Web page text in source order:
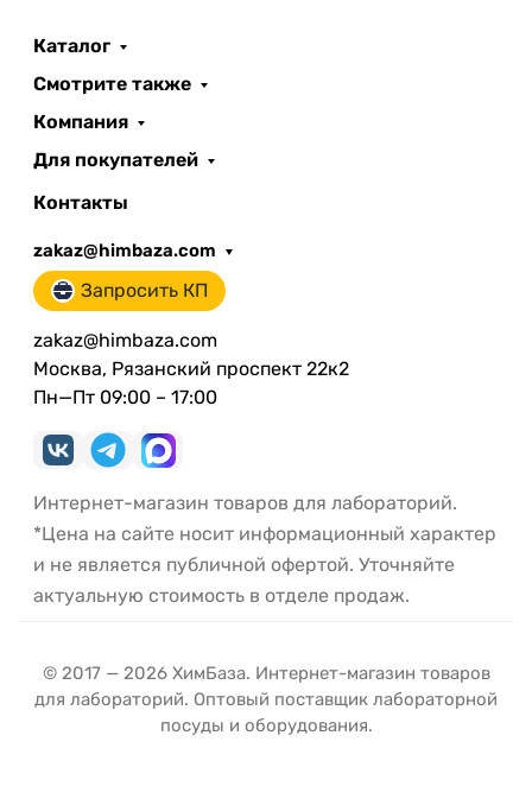
Каталог
Смотрите также
Компания
Для покупателей
Контакты
zakaz@himbaza.com
Запросить КП
zakaz@himbaza.com
Москва, Рязанский проспект 22к2
Пн—Пт 09:00 – 17:00
Интернет-магазин товаров для лабораторий.
*Цена на сайте носит информационный характер
и не является публичной офертой. Уточняйте
актуальную стоимость в отделе продаж.
© 2017 — 2026 ХимБаза. Интернет-магазин товаров
для лабораторий. Оптовый поставщик лабораторной
посуды и оборудования.